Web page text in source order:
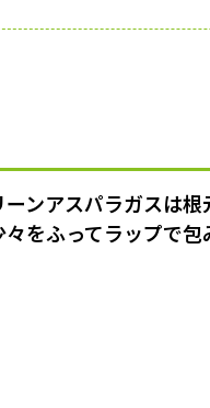
ーンアスパラガスは
々をふってラップで包